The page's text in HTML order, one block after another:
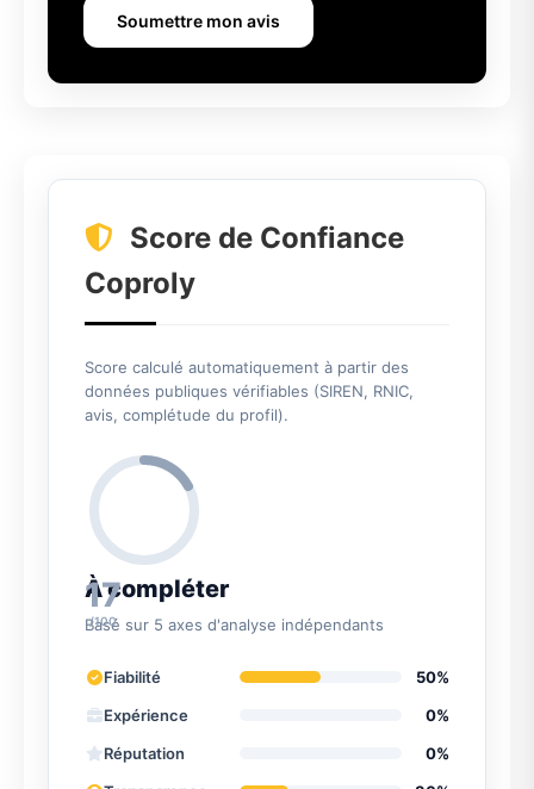
Soumettre mon avis
Score de Confiance
Coproly
Score calculé automatiquement à partir des
données publiques vérifiables (SIREN, RNIC,
avis, complétude du profil).
17
/100
À compléter
Basé sur 5 axes d'analyse indépendants
Fiabilité
50%
Expérience
0%
Réputation
0%